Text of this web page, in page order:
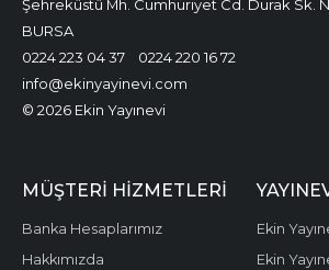
Şehreküstü Mh. Cumhuriyet Cd. Durak Sk.
BURSA
0224 223 04 37
0224 220 16 72
info@ekinyayinevi.com
© 2026 Ekin Yayınevi
MÜŞTERI HIZMETLERI
Banka Hesaplarımız
Hakkımızda
Ekin
Ekin